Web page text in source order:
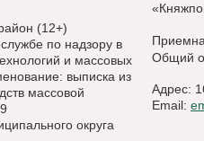
(12+)
по надзору в
и массовых
выписка из
массовой
округа
Общий
Адрес:
Email: